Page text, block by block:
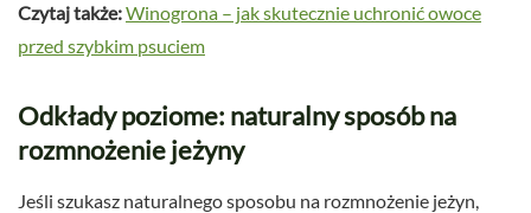
Czytaj także:Winogrona – jak skutecznie uchronić owoce
przed szybkim psuciem
Odkłady poziome: naturalny sposób na
rozmnożenie jeżyny
Jeśli szukasz naturalnego sposobu na rozmnożenie jeżyn,